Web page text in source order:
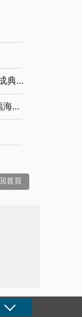
金鑽婚夫妻重披婚紗 重溫幸福誓言 陳福海祝福牽手半世紀 情深相守成典範
5對白金婚、11對鑽石婚、36對金婚 金湖金沙夫妻共享榮耀時刻 陳福海表揚金鑽婚夫妻 向半世紀相守家庭典範致敬
回首頁